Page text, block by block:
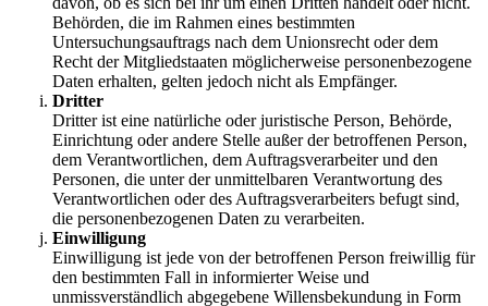
Behörden, die im Rahmen eines bestimmten
Untersuchungsauftrags nach dem Unionsrecht oder dem
Recht der Mitgliedstaaten möglicherweise personenbezogene
Daten erhalten, gelten jedoch nicht als Empfänger.
Dritter
Dritter ist eine natürliche oder juristische Person, Behörde,
Einrichtung oder andere Stelle außer der betroffenen Person,
dem Verantwortlichen, dem Auftragsverarbeiter und den
Personen, die unter der unmittelbaren Verantwortung des
Verantwortlichen oder des Auftragsverarbeiters befugt sind,
die personenbezogenen Daten zu verarbeiten.
Einwilligung
Einwilligung ist jede von der betroffenen Person freiwillig für
den bestimmten Fall in informierter Weise und
unmissverständlich abgegebene Willensbekundung in Form